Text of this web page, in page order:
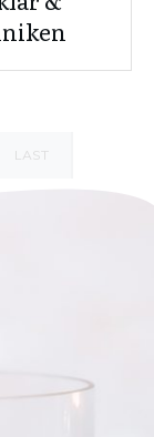
LAST